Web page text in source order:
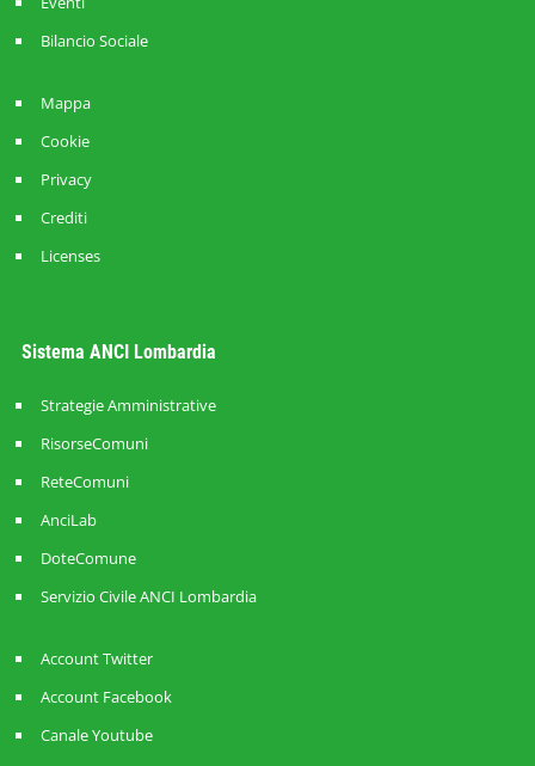
Bilancio Sociale
Mappa
Cookie
Privacy
Crediti
Licenses
Sistema ANCI Lombardia
Strategie Amministrative
RisorseComuni
ReteComuni
AnciLab
DoteComune
Servizio Civile ANCI Lombardia
Account Twitter
Account Facebook
Canale Youtube